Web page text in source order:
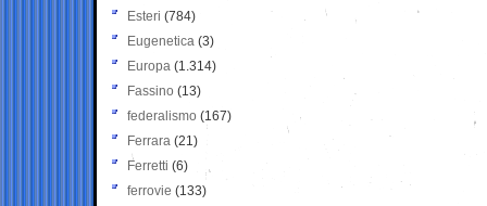
Esteri (784)
Eugenetica (3)
Europa (1.314)
Fassino (13)
federalismo (167)
Ferrara (21)
Ferretti (6)
ferrovie (133)